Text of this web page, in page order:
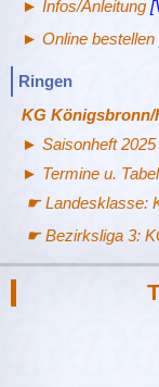
► Infos/Anleitung
► Online bestellen
Ringen
KG Königsbronn/
► Saisonheft 2025
► Termine u.
☛ Landesklasse:
☛ Bezirksliga 3: